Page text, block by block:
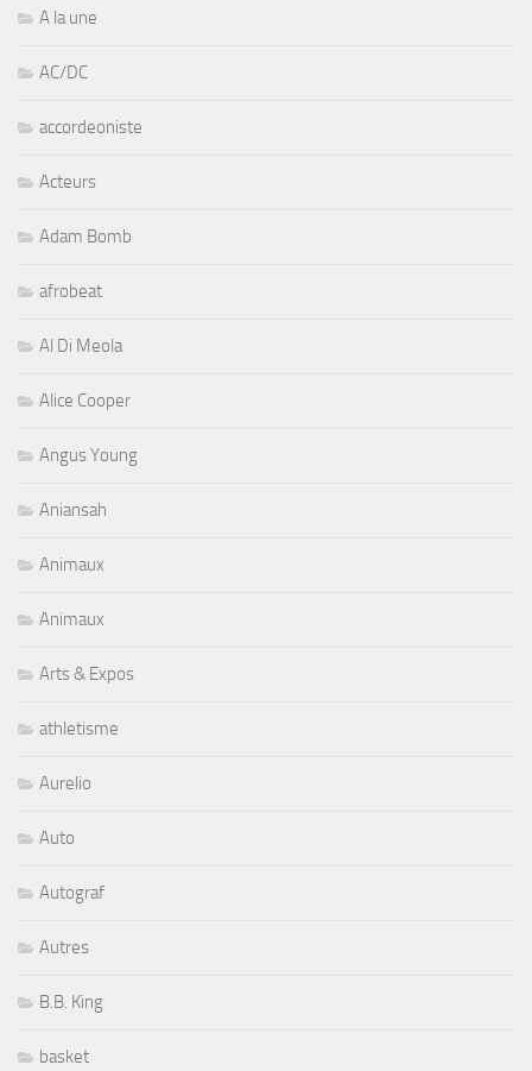
A la une
AC/DC
accordeoniste
Acteurs
Adam Bomb
afrobeat
Al Di Meola
Alice Cooper
Angus Young
Aniansah
Animaux
Animaux
Arts & Expos
athletisme
Aurelio
Auto
Autograf
Autres
B.B. King
basket